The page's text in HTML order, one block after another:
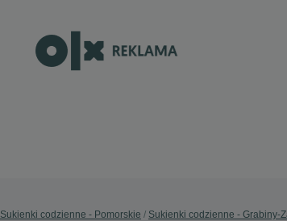
Sukienki codzienne - Pomorskie Sukienki codzienne - Grabiny-